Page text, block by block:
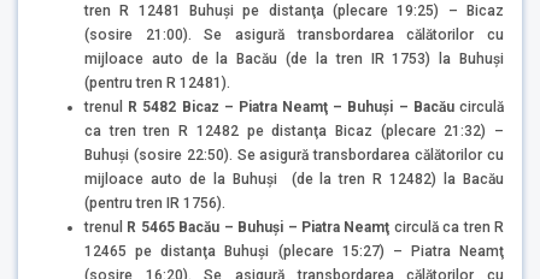
tren R 12481 Buhuşi pe distanţa (plecare 19:25) – Bicaz
(sosire 21:00). Se asigură transbordarea călătorilor cu
mijloace auto de la Bacău (de la tren IR 1753) la Buhuşi
(pentru tren R 12481).
trenul R 5482 Bicaz – Piatra Neamţ – Buhuşi – Bacăucirculă
ca tren tren R 12482 pe distanţa Bicaz (plecare 21:32) –
Buhuşi (sosire 22:50). Se asigură transbordarea călătorilor cu
mijloace auto de la Buhuşi (de la tren R 12482) la Bacău
(pentru tren IR 1756).
trenul R 5465 Bacău – Buhuşi – Piatra Neamţ circulă ca tren R
12465 pe distanţa Buhuşi (plecare 15:27) – Piatra Neamţ
(sosire 16:20). Se asigură transbordarea călătorilor cu